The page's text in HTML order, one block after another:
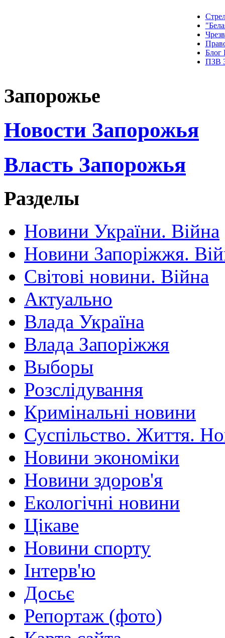
Блог
ПЗВ
Запорожье
Новости Запорожья
Власть Запорожья
Разделы
Новини України. Війна
Новини Запоріжжя.
Світові новини. Війна
Актуально
Влада Україна
Влада Запоріжжя
Выборы
Розслідування
Кримінальні новини
Суспільство. Життя.
Новини экономіки
Новини здоров'я
Екологічні новини
Цікаве
Новини спорту
Інтерв'ю
Досьє
Репортаж (фото)